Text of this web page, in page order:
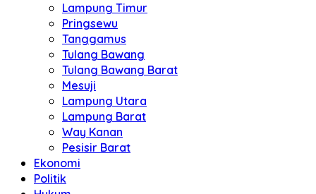
Lampung Timur
Pringsewu
Tanggamus
Tulang Bawang
Tulang Bawang Barat
Mesuji
Lampung Utara
Lampung Barat
Way Kanan
Pesisir Barat
Ekonomi
Politik